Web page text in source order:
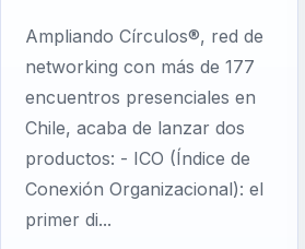
Ampliando Círculos®, red de
networking con más de 177
encuentros presenciales en
Chile, acaba de lanzar dos
productos: - ICO (Índice de
Conexión Organizacional): el
primer di...